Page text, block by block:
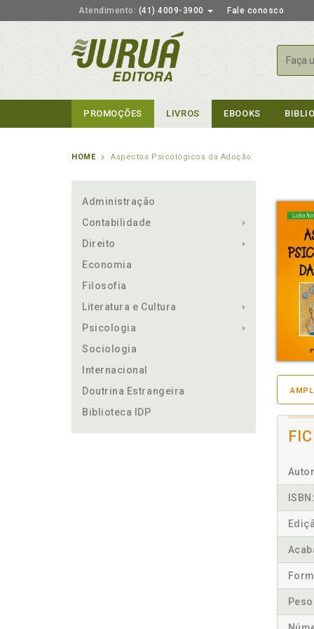
Atendimento: (41) 4009-3900 Fale conosco
PROMOÇÕES LIVROS EBOOKS
HOME Aspectos Psicológicos da Adoção
Administração
Contabilidade
Direito
Economia
Filosofia
Literatura e Cultura
Psicologia
Sociologia
Internacional
Doutrina Estrangeira
Biblioteca IDP
ISBN: